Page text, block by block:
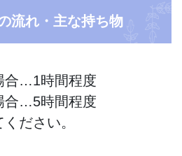
流れ・主な持ち物
合…1時間程度
合…5時間程度
ださい。